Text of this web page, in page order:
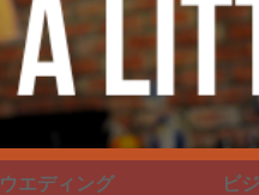
ウエディング ビ